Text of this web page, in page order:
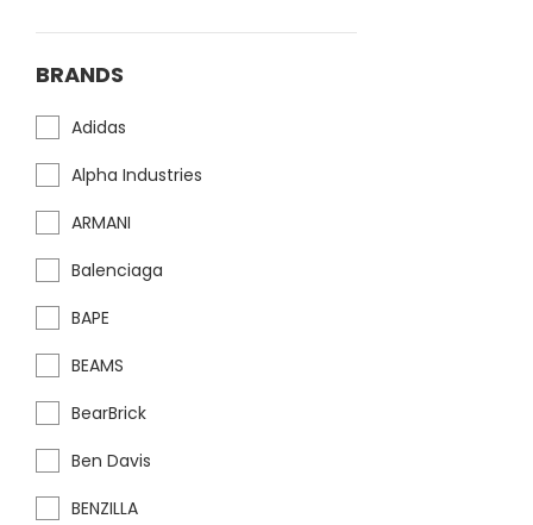
BRANDS
Adidas
Alpha Industries
ARMANI
Balenciaga
BAPE
BEAMS
BearBrick
Ben Davis
BENZILLA